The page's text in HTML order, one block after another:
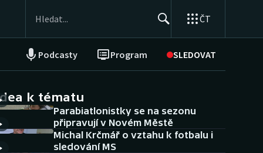
ČT
Podcasty Program SLEDOVAT
NEPŘEHLÉDNĚTE
Historické návraty
Aplikace ČT sport
k tématu
Parabiatlonistky se na sezonu
připravují v Novém Městě
Michal Krčmář o vztahu k fotbalu i
sledování MS